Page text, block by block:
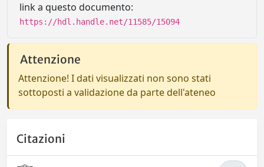
link a questo documento:
https://hdl.handle.net/11585/15094
Attenzione
Attenzione! I dati visualizzati non sono stati
sottoposti a validazione da parte dell'ateneo
Citazioni